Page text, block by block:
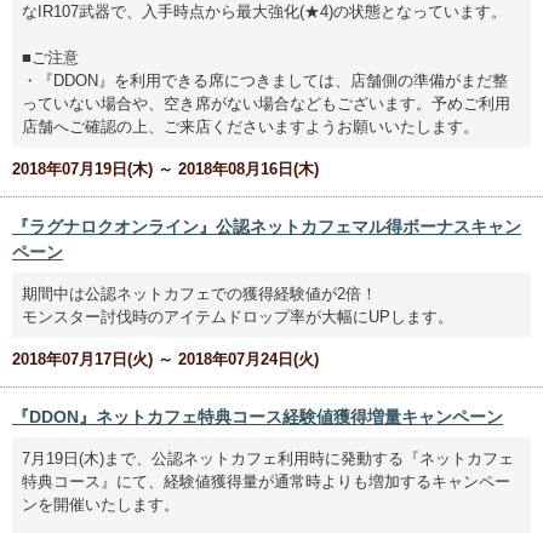
なIR107武器で、入手時点から最大強化(★4)の状態となっています。
■ご注意
・『DDON』を利用できる席につきましては、店舗側の準備がまだ整
っていない場合や、空き席がない場合などもございます。予めご利用
店舗へご確認の上、ご来店くださいますようお願いいたします。
2018年07月19日(木) ～ 2018年08月16日(木)
『ラグナロクオンライン』公認ネットカフェマル得ボーナスキャン
ペーン
期間中は公認ネットカフェでの獲得経験値が2倍！
モンスター討伐時のアイテムドロップ率が大幅にUPします。
2018年07月17日(火) ～ 2018年07月24日(火)
『DDON』ネットカフェ特典コース経験値獲得増量キャンペーン
7月19日(木)まで、公認ネットカフェ利用時に発動する『ネットカフェ
特典コース』にて、経験値獲得量が通常時よりも増加するキャンペー
ンを開催いたします。